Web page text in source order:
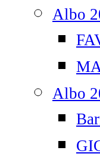
Albo
Albo